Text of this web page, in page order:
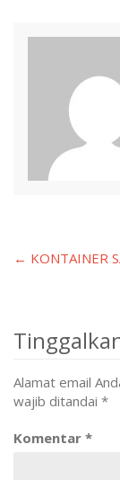
Post
← KONTAINER
Alamat email
wajib ditandai *
Komentar *